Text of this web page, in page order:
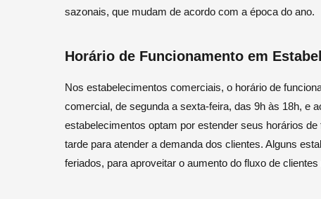
sazonais, que mudam de acordo com a época do ano.
Horário de Funcionamento em
Nos estabelecimentos comerciais, o horário de
comercial, de segunda a sexta-feira, das 9h às 18h, e
estabelecimentos optam por estender seus horários
tarde para atender a demanda dos clientes. Alguns
feriados, para aproveitar o aumento do fluxo de